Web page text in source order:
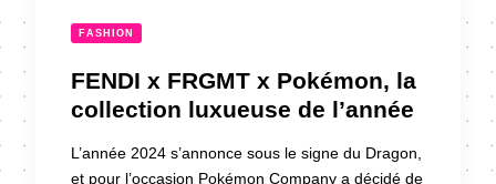
FASHION
FENDI x FRGMT x Pokémon, la
collection luxueuse de l’année
L’année 2024 s’annonce sous le signe du Dragon,
et pour l’occasion Pokémon Company a décidé de